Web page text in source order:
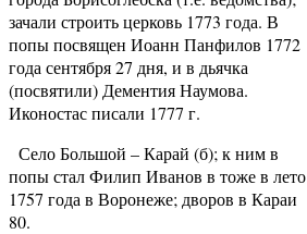
зачали строить церковь 1773 года. В
попы посвящен Иоанн Панфилов 1772
года сентября 27 дня, и в дьячка
(посвятили) Дементия Наумова.
Иконостас писали 1777 г.
Село Большой – Карай (б); к ним в
попы стал Филип Иванов в тоже в лето
1757 года в Воронеже; дворов в Караи
80.